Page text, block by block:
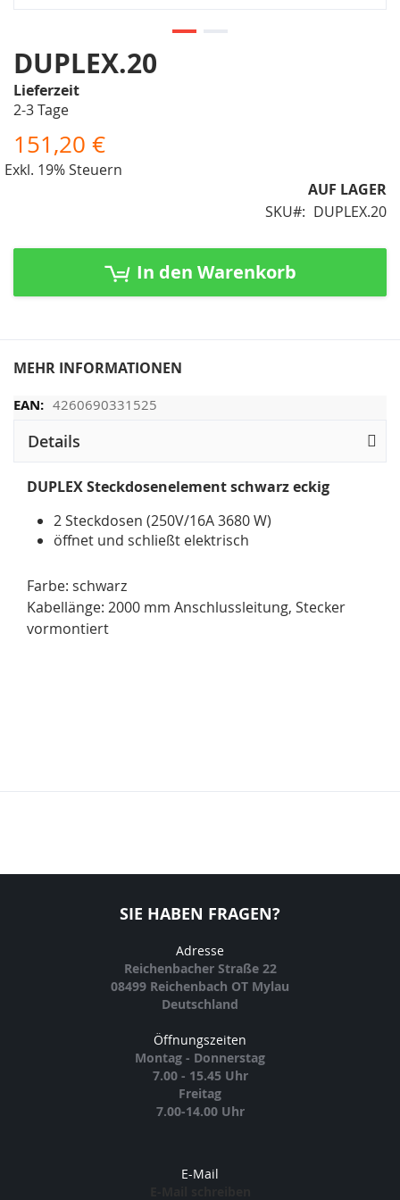
DUPLEX.20
Lieferzeit
2-3 Tage
151,20 €
Exkl. 19% Steuern
AUF LAGER
SKU
DUPLEX.20
In den Warenkorb
MEHR INFORMATIONEN
4260690331525
Zum
Anfang
der
Bildergalerie
springen
Details
DUPLEX Steckdosenelement schwarz eckig
2 Steckdosen (250V/16A 3680 W)
öffnet und schließt elektrisch
Farbe: schwarz
Kabellänge: 2000 mm Anschlussleitung, Stecker
vormontiert
SIE HABEN FRAGEN?
Adresse
Reichenbacher Straße 22
08499 Reichenbach OT Mylau
Deutschland
Öffnungszeiten
Montag - Donnerstag
7.00 - 15.45 Uhr
Freitag
7.00-14.00 Uhr
E-Mail